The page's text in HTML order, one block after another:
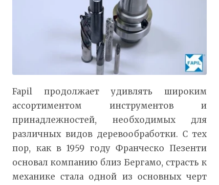
Fapil продолжает удивлять широким
ассортиментом инструментов и
принадлежностей, необходимых для
различных видов деревообработки. С тех
пор, как в 1959 году Франческо Пезенти
основал компанию близ Бергамо, страсть к
механике стала одной из основных черт